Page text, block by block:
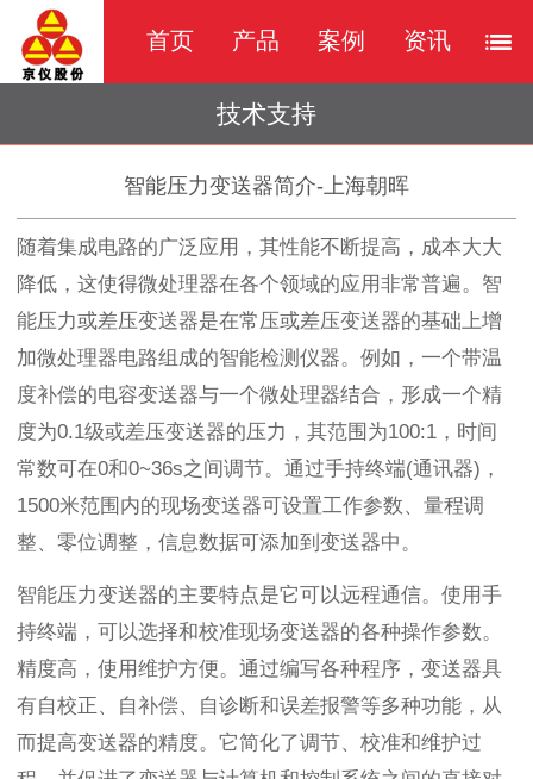
首页 产品 案例 资讯
技术支持
智能压力变送器简介-上海朝晖
随着集成电路的广泛应用，其性能不断提高，成本大大
降低，这使得微处理器在各个领域的应用非常普遍。智
能压力或差压变送器是在常压或差压变送器的基础上增
加微处理器电路组成的智能检测仪器。例如，一个带温
度补偿的电容变送器与一个微处理器结合，形成一个精
度为0.1级或差压变送器的压力，其范围为100:1，时间
常数可在0和0~36s之间调节。通过手持终端(通讯器)，
1500米范围内的现场变送器可设置工作参数、量程调
整、零位调整，信息数据可添加到变送器中。
智能压力变送器的主要特点是它可以远程通信。使用手
持终端，可以选择和校准现场变送器的各种操作参数。
精度高，使用维护方便。通过编写各种程序，变送器具
有自校正、自补偿、自诊断和误差报警等多种功能，从
而提高变送器的精度。它简化了调节、校准和维护过